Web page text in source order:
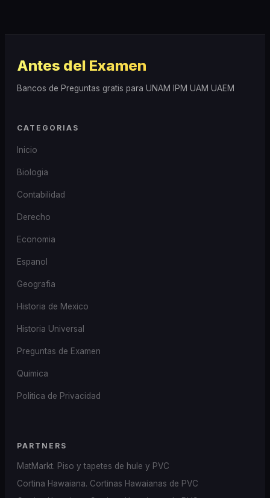
Antes del Examen
Bancos de Preguntas gratis para UNAM IPM UAM UAEM
CATEGORIAS
Inicio
Biologia
Contabilidad
Derecho
Economia
Espanol
Geografia
Historia de Mexico
Historia Universal
Preguntas de Examen
Quimica
Politica de Privacidad
PARTNERS
MatMarkt. Piso y tapetes de hule y PVC
Cortina Hawaiana. Cortinas Hawaianas de PVC